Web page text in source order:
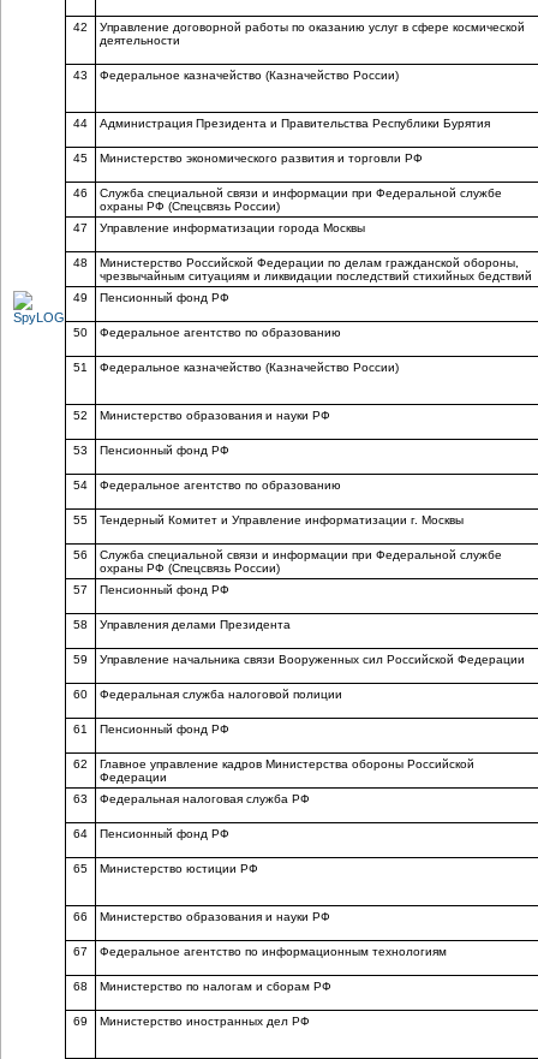
42
Управление договорной работы по оказанию услуг в сфере космической
деятельности
43 Федеральное казначейство (Казначейство России)
44 Администрация Президента и Правительства Республики Бурятия
45 Министерство экономического развития и торговли РФ
46
Служба специальной связи и информации при Федеральной службе
охраны РФ (Спецсвязь России)
47
Управление информатизации города Москвы
48
Министерство Российской Федерации по делам гражданской обороны,
чрезвычайным ситуациям и ликвидации последствий стихийных бедствий
49
Пенсионный фонд РФ
50 Федеральное агентство по образованию
51 Федеральное казначейство (Казначейство России)
52 Министерство образования и науки РФ
53 Пенсионный фонд РФ
54 Федеральное агентство по образованию
55 Тендерный Комитет и Управление информатизации г. Москвы
56
Служба специальной связи и информации при Федеральной службе
охраны РФ (Спецсвязь России)
57
Пенсионный фонд РФ
58 Управления делами Президента
59 Управление начальника связи Вооруженных сил Российской Федерации
60 Федеральная служба налоговой полиции
61 Пенсионный фонд РФ
62
Главное управление кадров Министерства обороны Российской
Федерации
63
Федеральная налоговая служба РФ
64 Пенсионный фонд РФ
65 Министерство юстиции РФ
66 Министерство образования и науки РФ
67 Федеральное агентство по информационным технологиям
68 Министерство по налогам и сборам РФ
69 Министерство иностранных дел РФ